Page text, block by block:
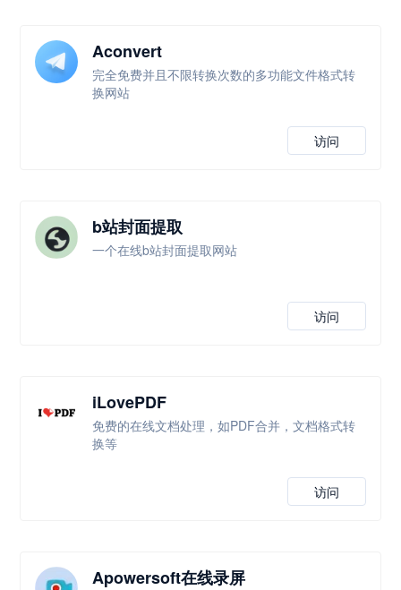
Aconvert
完全免费并且不限转换次数的多功能文件格式转
换网站
访问
b站封面提取
一个在线b站封面提取网站
访问
iLovePDF
免费的在线文档处理，如PDF合并，文档格式转
换等
访问
Apowersoft在线录屏